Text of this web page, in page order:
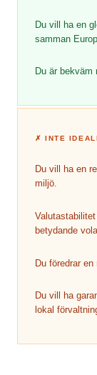
Du vill ha en
samman
Du är bekväm
✗INTE
Du vill ha en
miljö.
betydande
Du föredrar
Du vill ha
lokal